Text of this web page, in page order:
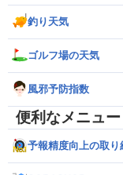
釣り天気
ゴルフ場の天気
風邪予防指数
便利なメニュー
予報精度向上の取り